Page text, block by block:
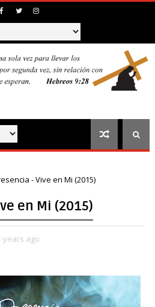
- Vive en Mi (2015)
en Mi (2015)
years ago